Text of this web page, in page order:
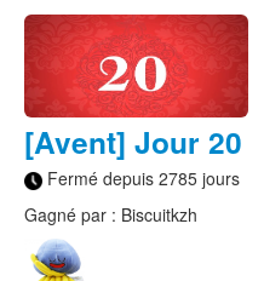
[Avent] Jour 20
Fermé depuis 2785 jours
Gagné par : Biscuitkzh